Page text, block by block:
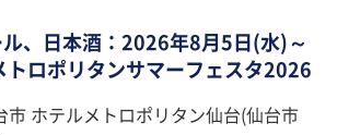
ル、日本酒：2026年8月5日(水)～
トロポリタンサマーフェスタ2026
市 ホテルメトロポリタン仙台(仙台市